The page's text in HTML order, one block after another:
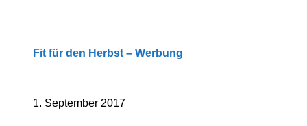
Fit für den Herbst – Werbung
1. September 2017